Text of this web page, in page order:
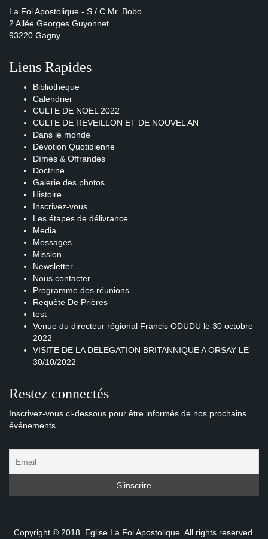
La Foi Apostolique - S / C Mr. Bobo
2 Allée Georges Guyonnet
93220 Gagny
Liens Rapides
Bibliothèque
Calendrier
CULTE DE NOEL 2022
CULTE DE REVEILLON ET DE NOUVEL AN
Dans le monde
Dévotion Quotidienne
Dîmes & Offrandes
Doctrine
Galerie des photos
Histoire
Inscrivez-vous
Les étapes de délivrance
Media
Messages
Mission
Newsletter
Nous contacter
Programme des réunions
Requête De Prières
test
Venue du directeur régional Francis ODUDU le 30 octobre
2022
VISITE DE LA DELEGATION BRITANNIQUE A ORSAY LE
30/10/2022
Restez connectés
Inscrivez-vous ci-dessous pour être informés de nos prochains
événements
Copyright © 2018. Eglise La Foi Apostolique. All rights reserved.